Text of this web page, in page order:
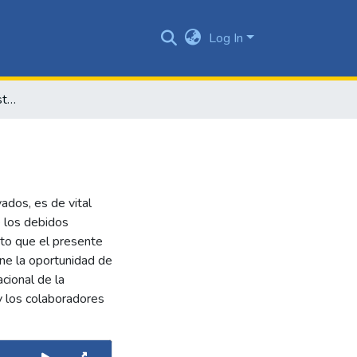
Log In
Ser dueño de tu propia estrella
es de vital
los debidos
que el presente
la oportunidad de
de la
los colaboradores